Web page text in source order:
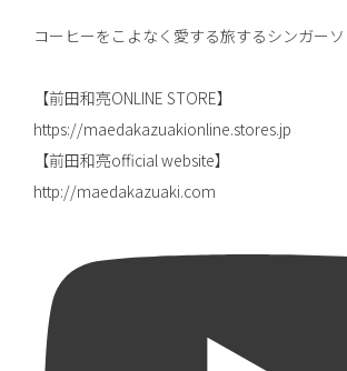
コーヒーをこよなく愛する旅するシンガーソ
【前田和亮ONLINE STORE】
https://maedakazuakionline.stores.jp
【前田和亮official website】
http://maedakazuaki.com